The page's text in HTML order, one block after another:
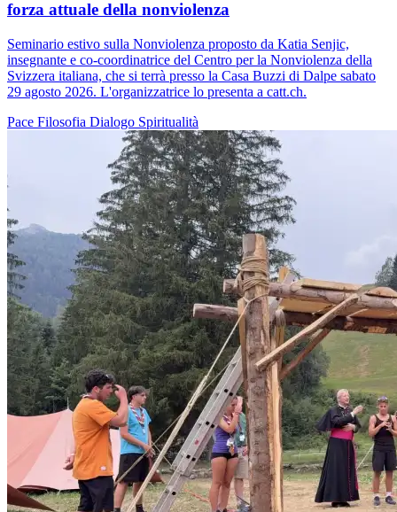
forza attuale della nonviolenza
Seminario estivo sulla Nonviolenza proposto da Katia Senjic,
insegnante e co-coordinatrice del Centro per la Nonviolenza della
Svizzera italiana, che si terrà presso la Casa Buzzi di Dalpe sabato
29 agosto 2026. L'organizzatrice lo presenta a catt.ch.
Pace Filosofia Dialogo Spiritualità